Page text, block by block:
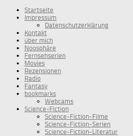
Startseite
Impressum
Datenschutzerklärung
Kontakt
über mich
Noosphäre
Fernsehserien
Movies
Rezensionen
Radio
Fantasy
bookmarks
Webcams
Science-Fiction
Science-Fiction-Filme
Science-Fiction-Serien
Science-Fiction-Literatur